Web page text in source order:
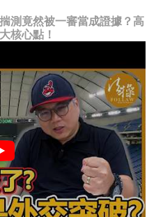
測竟然被一審當成證據？高
核心點！